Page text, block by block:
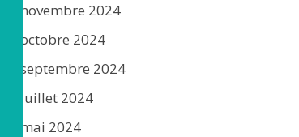
novembre 2024
octobre 2024
septembre 2024
juillet 2024
mai 2024